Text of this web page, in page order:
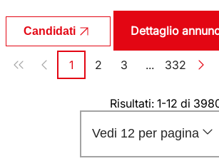
Candidati Dettaglio
Paginazione
Pagina
1 Pagina
2 Pagina
3 ... Pagina
332
Risultati: 1-12 di
Vedi 12 per pagina